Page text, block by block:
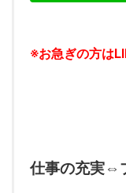
※お急ぎの方は
仕事の充実⇔